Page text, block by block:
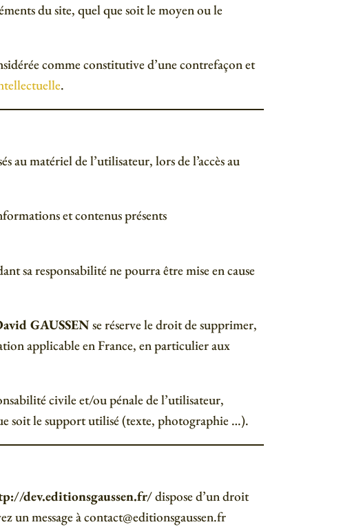
du site, quel que soit le moyen ou le
comme constitutive d’une contrefaçon et
.
au matériel de l’utilisateur, lors de l’accès au
et contenus présents
sa responsabilité ne pourra être mise en cause
GAUSSENse réserve le droit de supprimer,
applicable en France, en particulier aux
civile et/ou pénale de l’utilisateur,
soit le support utilisé (texte, photographie …).
dev.editionsgaussen.fr/dispose d’un droit
un message à contact@editionsgaussen.fr